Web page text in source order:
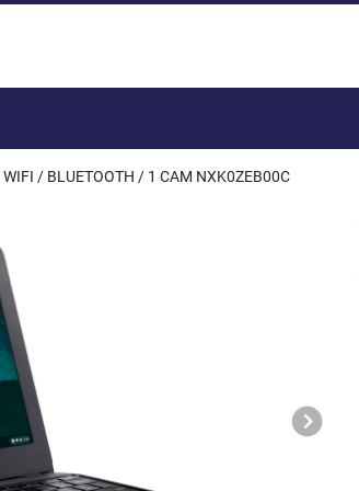
/ BLUETOOTH / 1 CAM NXK0ZEB00C